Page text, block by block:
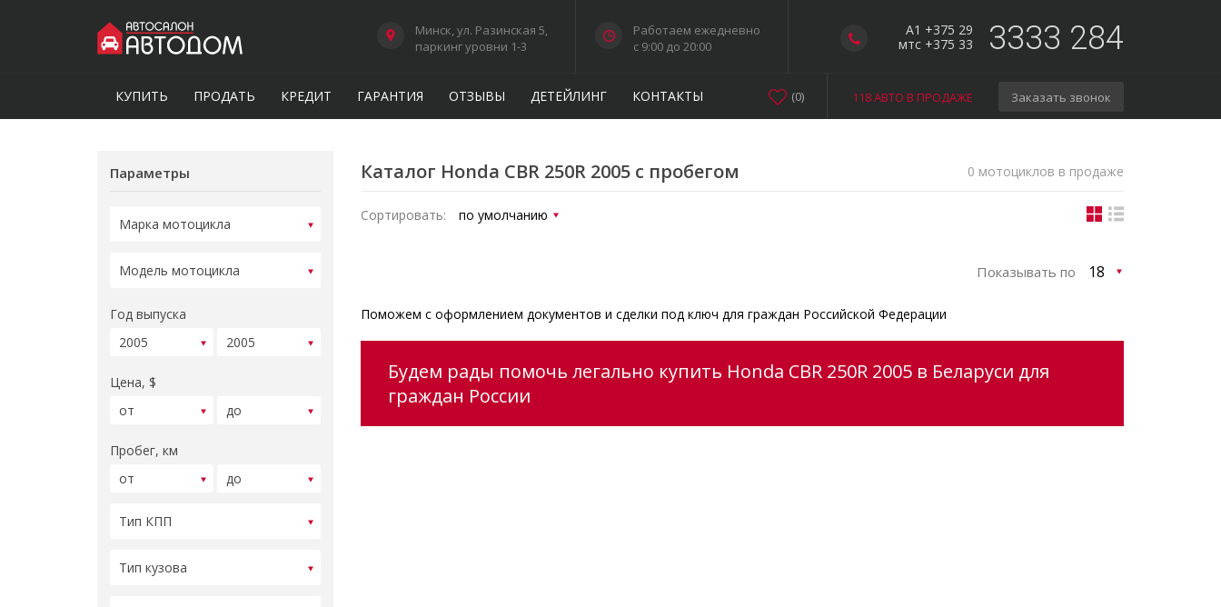
A1 +375 29
мтс +375 33
3333 284
Минск, ул. Разинская 5,
паркинг уровни 1-3
Работаем ежедневно
c 9:00 до 20:00
КУПИТЬ ПРОДАТЬ КРЕДИТ ГАРАНТИЯ ОТЗЫВЫ ДЕТЕЙЛИНГ КОНТАКТЫ 118 АВТО В ПРОДАЖЕ Заказать звонок
(0)
Параметры
Год выпуска
Цена, $
Пробег, км
Каталог Honda CBR 250R 2005 с пробегом 0 мотоциклов в продаже
Сортировать:
Показывать по
Поможем с оформлением документов и сделки под ключ для граждан Российской Федерации
Будем рады помочь легально купить Honda CBR 250R 2005 в Беларуси для
граждан России